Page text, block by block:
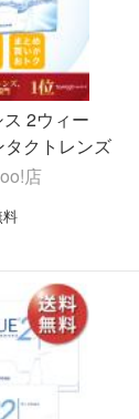
2ウィー
クトレンズ
店